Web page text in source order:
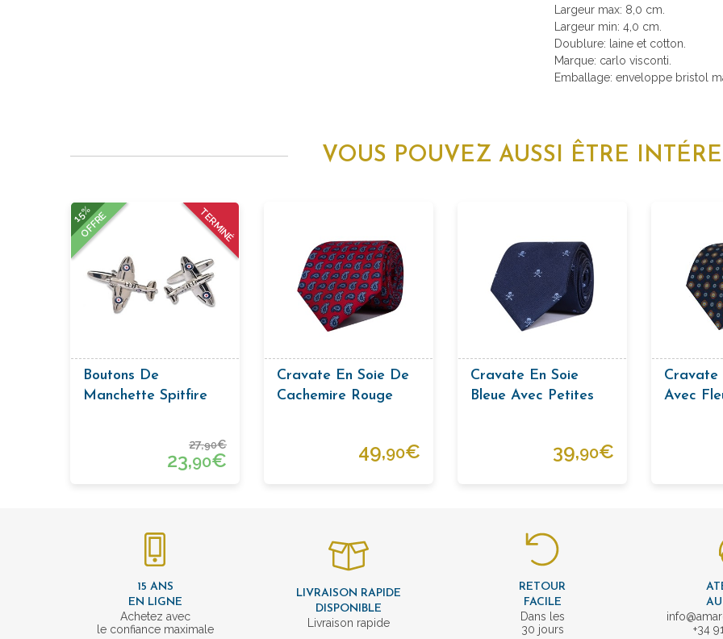
Largeur max: 8,0 cm.
Largeur min: 4,0 cm.
Doublure: laine et cotton.
Marque: carlo visconti.
Emballage: enveloppe bristol
VOUS POUVEZ AUSSI ÊTRE
TERMINÉ
15%
OFFRE
Boutons De
Manchette Spitfire
27,90€
23,90€
Cravate En Soie De
Cachemire Rouge
49,90€
Cravate En Soie
Bleue Avec Petites
39,90€
Cravate
Avec
15 ANS
EN LIGNE
Achetez avec
le confiance maximale
LIVRAISON RAPIDE
DISPONIBLE
Livraison rapide
RETOUR
FACILE
Dans les
30 jours
+34